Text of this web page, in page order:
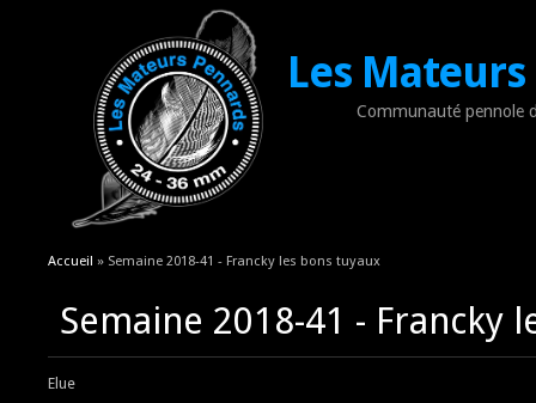
Les
Communauté pennole
Vous êtes ici
Accueil » Semaine 2018-41 - Francky les bons tuyaux
Semaine 2018-41 - Francky
Elue